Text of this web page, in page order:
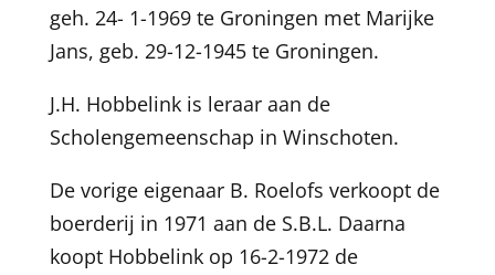
geh. 24- 1-1969 te Groningen met Marijke
Jans, geb. 29-12-1945 te Groningen.
J.H. Hobbelink is leraar aan de
Scholengemeenschap in Winschoten.
De vorige eigenaar B. Roelofs verkoopt de
boerderij in 1971 aan de S.B.L. Daarna
koopt Hobbelink op 16-2-1972 de